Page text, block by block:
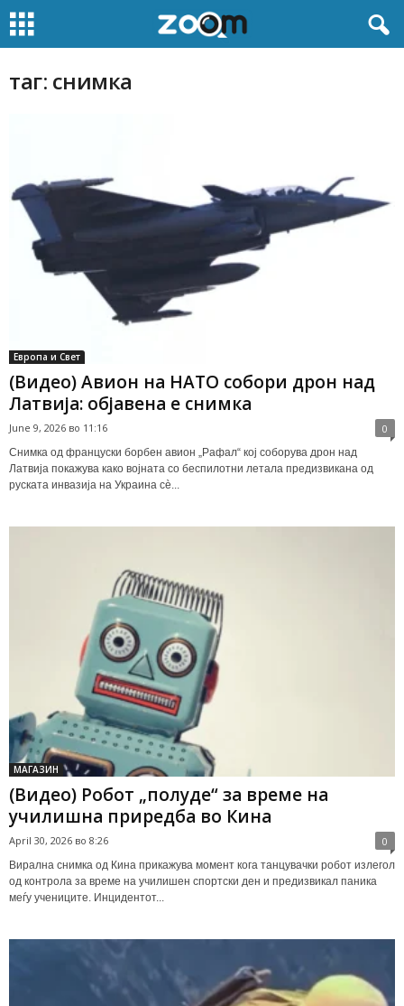
таг: снимка
Европа и Свет
(Видео) Авион на НАТО собори дрон над
Латвија: објавена е снимка
June 9, 2026 во 11:16 0
Снимка од француски борбен авион „Рафал“ кој соборува дрон над
Латвија покажува како војната со беспилотни летала предизвикана од
руската инвазија на Украина сè...
МАГАЗИН
(Видео) Робот „полуде“ за време на
училишна приредба во Кина
April 30, 2026 во 8:26 0
Вирална снимка од Кина прикажува момент кога танцувачки робот излегол
од контрола за време на училишен спортски ден и предизвикал паника
меѓу учениците. Инцидентот...